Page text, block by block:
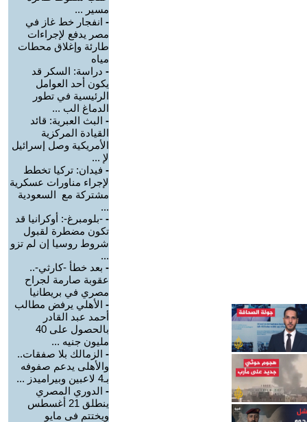
مسير ...
- انفجار خط غاز في
مصر يدفع لإجراءات
طارئة وإغلاق محطات
مياه
- دراسة: السكر قد
يكون أحد العوامل
الرئيسية في تطور
الدماغ الب ...
- البث العبرية: قائد
القيادة المركزية
الأمريكية وصل إسرائيل
لإ ...
- فيدان: تركيا تخطط
لإجراء مناورات عسكرية
مشتركة مع السعودية
...
- -بلومبرغ-: أوكرانيا قد
تكون مضطرة لقبول
شروط روسيا إن لم تزو
...
- بعد خطأ -كارثي-..
عقوبة صارمة لجراح
مصري في بريطانيا
- الأهلي يرفض مطالب
أحمد عبد القادر
بالحصول على 40
مليون جنيه ...
- الزمالك بلا صفقات..
والأهلى يدعم صفوفه
بـ4 لاعبين وبيراميدز ...
- الدوري المصري
ينطلق 21 أغسطس
ويختتم فى مايو